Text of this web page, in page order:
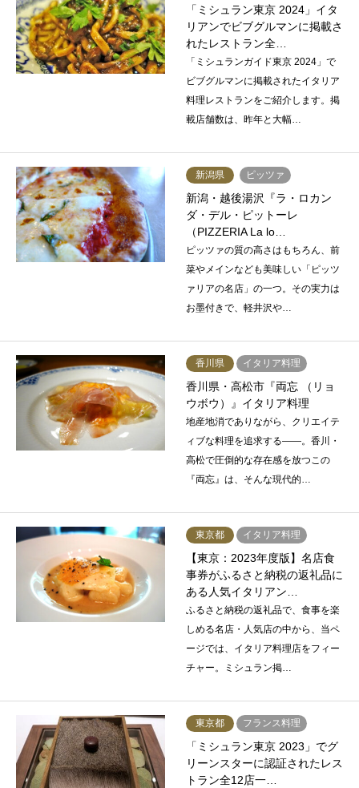
「ミシュラン東京 2024」イタ
リアンでビブグルマンに掲載さ
れたレストラン全…
「ミシュランガイド東京 2024」で
ビブグルマンに掲載されたイタリア
料理レストランをご紹介します。掲
載店舗数は、昨年と大幅…
新潟県 ピッツァ
新潟・越後湯沢『ラ・ロカン
ダ・デル・ピットーレ
（PIZZERIA La lo…
ピッツァの質の高さはもちろん、前
菜やメインなども美味しい「ピッツ
ァリアの名店」の一つ。その実力は
お墨付きで、軽井沢や…
香川県 イタリア料理
香川県・高松市『両忘 （リョ
ウボウ）』イタリア料理
地産地消でありながら、クリエイテ
ィブな料理を追求する——。香川・
高松で圧倒的な存在感を放つこの
『両忘』は、そんな現代的…
東京都 イタリア料理
【東京：2023年度版】名店食
事券がふるさと納税の返礼品に
ある人気イタリアン…
ふるさと納税の返礼品で、食事を楽
しめる名店・人気店の中から、当ペ
ージでは、イタリア料理店をフィー
チャー。ミシュラン掲…
東京都 フランス料理
「ミシュラン東京 2023」でグ
リーンスターに認証されたレス
トラン全12店一…